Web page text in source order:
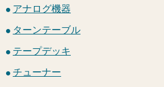
アナログ機器
ターンテーブル
テープデッキ
チューナー